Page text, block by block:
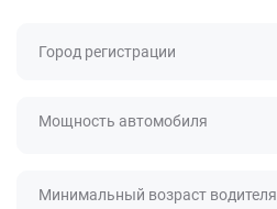
Город регистрации
Мощность автомобиля
Минимальный возраст водителя